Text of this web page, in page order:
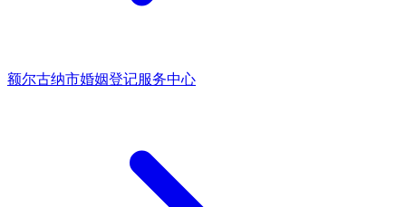
额尔古纳市婚姻登记服务中心